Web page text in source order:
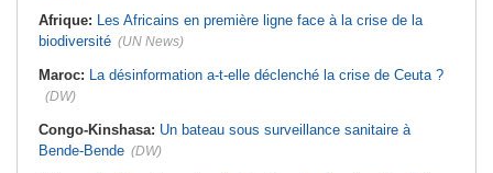
Afrique: Les Africains en première ligne face à la crise de la
biodiversité (UN News)
Maroc: La désinformation a-t-elle déclenché la crise de Ceuta ?
(DW)
Congo-Kinshasa: Un bateau sous surveillance sanitaire à
Bende-Bende (DW)